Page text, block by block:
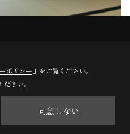
ポリシー 」をご覧ください。
さい。
同意しない